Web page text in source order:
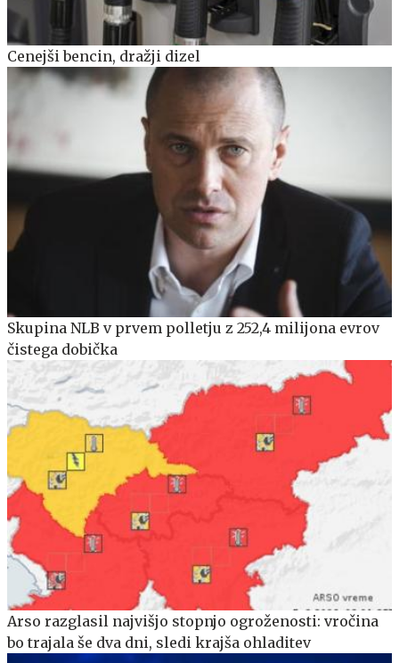
Cenejši bencin, dražji dizel
Skupina NLB v prvem polletju z 252,4 milijona evrov
čistega dobička
Arso razglasil najvišjo stopnjo ogroženosti: vročina
bo trajala še dva dni, sledi krajša ohladitev